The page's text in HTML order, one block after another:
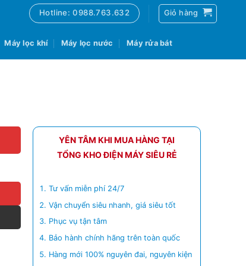
Hotline: 0988.763.632 Giỏ hàng
Máy lọc khí Máy lọc nước Máy rửa bát
YÊN TÂM KHI MUA HÀNG TẠI
TỔNG KHO ĐIỆN MÁY SIÊU RẺ
Tư vấn miễn phí 24/7
Vận chuyển siêu nhanh, giá siêu tốt
Phục vụ tận tâm
Bảo hành chính hãng trên toàn quốc
Hàng mới 100% nguyên đai, nguyên kiện